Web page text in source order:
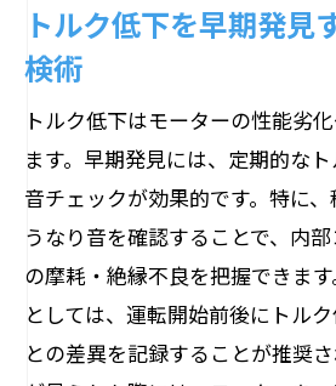
トルク低下を早期発見
検術
トルク低下はモーターの性能劣
ます。早期発見には、定期的な
音チェックが効果的です。特に
うなり音を確認することで、内
の摩耗・絶縁不良を把握できま
としては、運転開始前後にトル
との差異を記録することが推奨